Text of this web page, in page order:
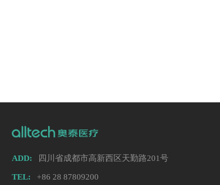
ADD: 四川省成都市高新西区天勤路201号
TEL: +86 28 87809200